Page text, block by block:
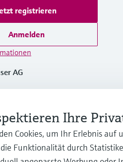
registrieren
Anmelden
AG
7700 Ihre
Cookies, um Ihr Erlebnis auf
Funktionalität durch